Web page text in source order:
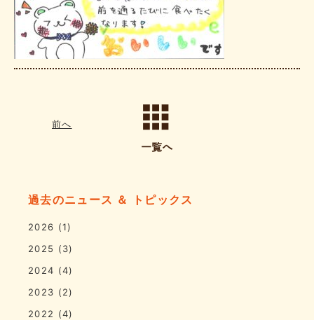
前へ
過去のニュース ＆ トピックス
2026 (1)
2025 (3)
2024 (4)
2023 (2)
2022 (4)